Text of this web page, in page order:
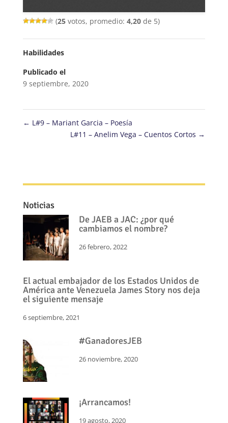
(25votos, promedio: 4,20de 5)
Habilidades
Publicado el
9 septiembre, 2020
← L#9 – Mariant Garcia – Poesía
L#11 – Anelim Vega – Cuentos Cortos →
Noticias
De JAEB a JAC: ¿por qué
cambiamos el nombre?
26 febrero, 2022
El actual embajador de los Estados Unidos de
América ante Venezuela James Story nos deja
el siguiente mensaje
6 septiembre, 2021
#GanadoresJEB
26 noviembre, 2020
¡Arrancamos!
19 agosto, 2020